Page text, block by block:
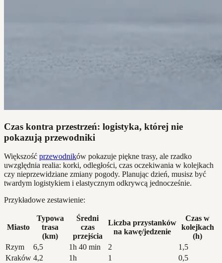
Czas kontra przestrzeń: logistyka, której nie
pokazują przewodniki
Większość przewodników pokazuje piękne trasy, ale rzadko
uwzględnia realia: korki, odległości, czas oczekiwania w kolejkach
czy nieprzewidziane zmiany pogody. Planując dzień, musisz być
twardym logistykiem i elastycznym odkrywcą jednocześnie.
Przykładowe zestawienie:
Miasto
Typowa
trasa
(km)
Średni
czas
przejścia
Liczba przystanków
na kawę/jedzenie
Czas w
kolejkach
(h)
Rzym
6,5 1h 40 min 2
1,5
Kraków 4,2 1h 1
0,5